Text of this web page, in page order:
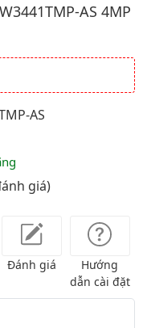
AS 4MP
AS
giá)
Đánh giá
Hướng
dẫn cài đặt